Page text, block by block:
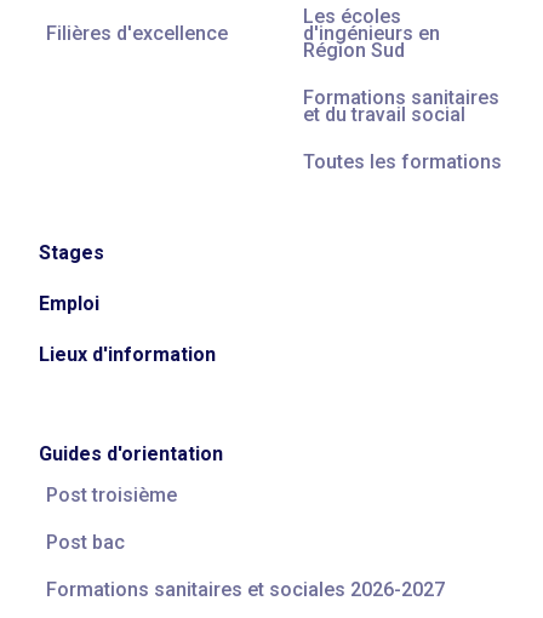
Filières d'excellence
Les écoles
d'ingénieurs en
Région Sud
Formations sanitaires
et du travail social
Toutes les formations
Stages
Emploi
Lieux d'information
Guides d'orientation
Post troisième
Post bac
Formations sanitaires et sociales 2026-2027